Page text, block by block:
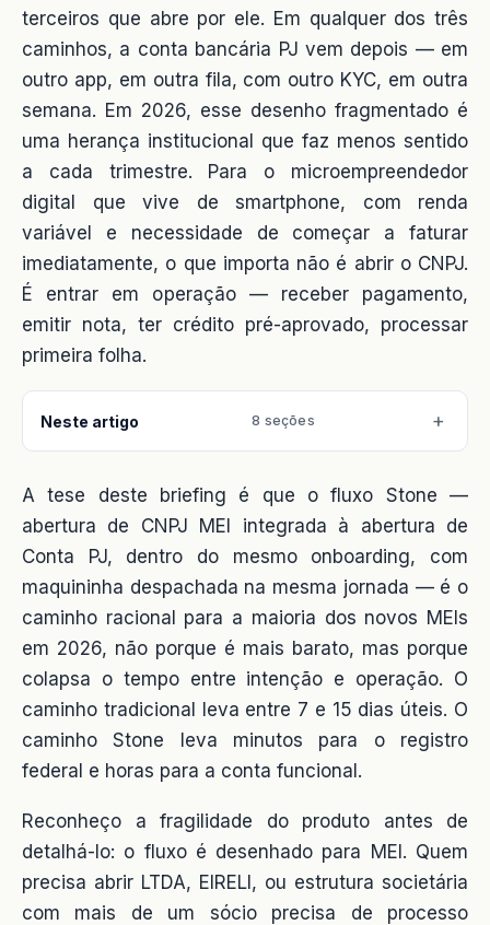
terceiros que abre por ele. Em qualquer dos três
caminhos, a conta bancária PJ vem depois — em
outro app, em outra fila, com outro KYC, em outra
semana. Em 2026, esse desenho fragmentado é
uma herança institucional que faz menos sentido
a cada trimestre. Para o microempreendedor
digital que vive de smartphone, com renda
variável e necessidade de começar a faturar
imediatamente, o que importa não é abrir o CNPJ.
É entrar em operação — receber pagamento,
emitir nota, ter crédito pré-aprovado, processar
primeira folha.
Neste artigo 8 seções
A tese deste briefing é que o fluxo Stone —
abertura de CNPJ MEI integrada à abertura de
Conta PJ, dentro do mesmo onboarding, com
maquininha despachada na mesma jornada — é o
caminho racional para a maioria dos novos MEIs
em 2026, não porque é mais barato, mas porque
colapsa o tempo entre intenção e operação. O
caminho tradicional leva entre 7 e 15 dias úteis. O
caminho Stone leva minutos para o registro
federal e horas para a conta funcional.
Reconheço a fragilidade do produto antes de
detalhá-lo: o fluxo é desenhado para MEI. Quem
precisa abrir LTDA, EIRELI, ou estrutura societária
com mais de um sócio precisa de processo